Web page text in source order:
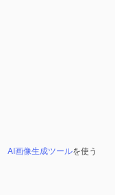
AI画像生成ツールを使う